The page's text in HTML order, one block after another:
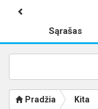
Sąrašas
Pradžia Kita